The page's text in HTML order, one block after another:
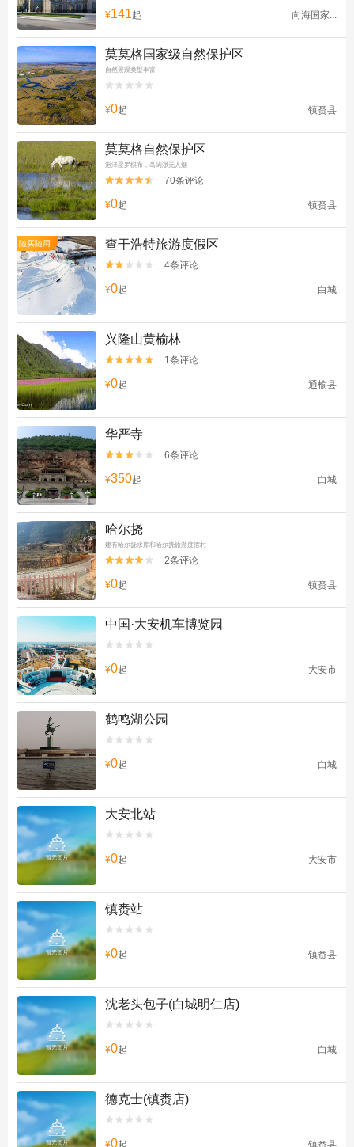
¥141起 向海国家...
莫莫格国家级自然保护区
自然景观类型丰富


¥0起 镇赉县
莫莫格自然保护区
泡泽星罗棋布，岛屿渺无人烟

 70条评论
¥0起 镇赉县
随买随用 查干浩特旅游度假区

 4条评论
¥0起 白城
兴隆山黄榆林

 1条评论
¥0起 通榆县
华严寺

 6条评论
¥350起 白城
哈尔挠
建有哈尔挠水库和哈尔挠旅游度假村

 2条评论
¥0起 镇赉县
中国·大安机车博览园


¥0起 大安市
鹤鸣湖公园


¥0起 白城
大安北站


¥0起 大安市
镇赉站


¥0起 镇赉县
沈老头包子(白城明仁店)


¥0起 白城
德克士(镇赉店)


¥0起 镇赉县